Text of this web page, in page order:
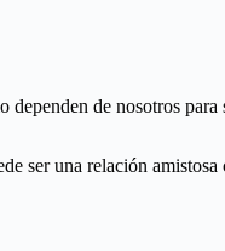
dependen de nosotros
ser una relación